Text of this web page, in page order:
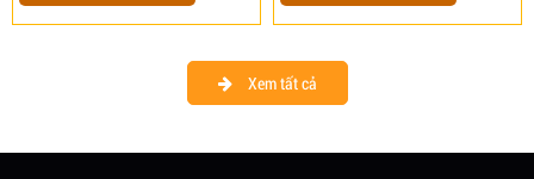
Xem tất cả